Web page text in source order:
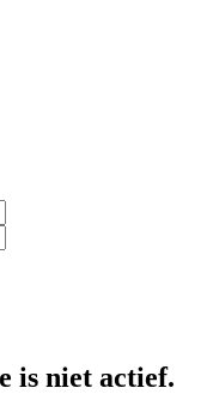
is niet actief.